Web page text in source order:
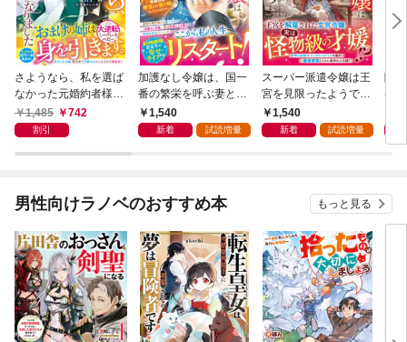
さようなら、私を選ば
なかった元婚約者様。
一夜で大国君主の身ご
もり妃になりました
1,485 742
割引
加護なし令嬢は、国一
番の繁栄を呼ぶ妻とし
て迎えられました～無
能と捨てられた私、ど
1,540
新着 試読増量
スーパー派遣令嬢は王
宮を見限ったようです
～私を不当解雇した元
上司へ。我が家の正
1,540
新着 試読増量
陰
は
追
辺
男性向けラノベのおすすめ本 もっと見る